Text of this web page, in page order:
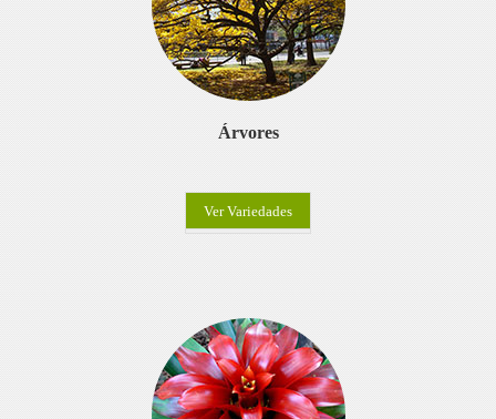
Árvores
Ver Variedades